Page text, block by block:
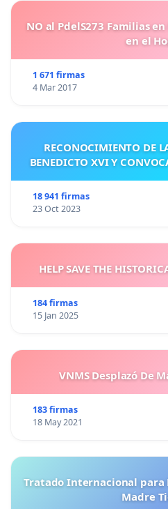
NO al PdelS273 Familias
en el
1 671 firmas
4 Mar 2017
RECONOCIMIENTO DE
BENEDICTO XVI Y
18 941 firmas
23 Oct 2023
HELP SAVE THE
184 firmas
15 Jan 2025
VNMS Desplazó De
183 firmas
18 May 2021
Tratado Internacional para
Madre